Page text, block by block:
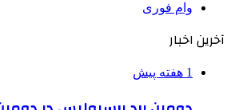
وام فوری
آخرین اخبار
1 هفته پیش